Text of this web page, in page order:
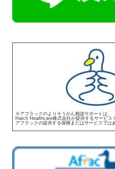
※アフラックのよりそうがん相談サポートは、
Hatch Healthcare株式会社が提供するサービス
アフラックの提供する保険またはサービスでは